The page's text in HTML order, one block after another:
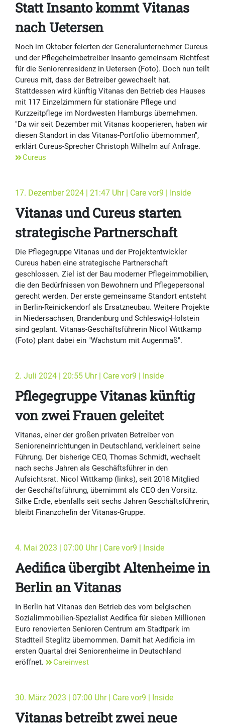
Statt Insanto kommt Vitanas
nach Uetersen
Noch im Oktober feierten der Generalunternehmer Cureus
und der Pflegeheimbetreiber Insanto gemeinsam Richtfest
für die Seniorenresidenz in Uetersen (Foto). Doch nun teilt
Cureus mit, dass der Betreiber gewechselt hat.
Stattdessen wird künftig Vitanas den Betrieb des Hauses
mit 117 Einzelzimmern für stationäre Pflege und
Kurzzeitpflege im Nordwesten Hamburgs übernehmen.
"Da wir seit Dezember mit Vitanas kooperieren, haben wir
diesen Standort in das Vitanas-Portfolio übernommen",
erklärt Cureus-Sprecher Christoph Wilhelm auf Anfrage.
Cureus
17. Dezember 2024 | 21:47 Uhr | Care vor9 | Inside
Vitanas und Cureus starten
strategische Partnerschaft
Die Pflegegruppe Vitanas und der Projektentwickler
Cureus haben eine strategische Partnerschaft
geschlossen. Ziel ist der Bau moderner Pflegeimmobilien,
die den Bedürfnissen von Bewohnern und Pflegepersonal
gerecht werden. Der erste gemeinsame Standort entsteht
in Berlin-Reinickendorf als Ersatzneubau. Weitere Projekte
in Niedersachsen, Brandenburg und Schleswig-Holstein
sind geplant. Vitanas-Geschäftsführerin Nicol Wittkamp
(Foto) plant dabei ein "Wachstum mit Augenmaß".
2. Juli 2024 | 20:55 Uhr | Care vor9 | Inside
Pflegegruppe Vitanas künftig
von zwei Frauen geleitet
Vitanas, einer der großen privaten Betreiber von
Senioreneinrichtungen in Deutschland, verkleinert seine
Führung. Der bisherige CEO, Thomas Schmidt, wechselt
nach sechs Jahren als Geschäftsführer in den
Aufsichtsrat. Nicol Wittkamp (links), seit 2018 Mitglied
der Geschäftsführung, übernimmt als CEO den Vorsitz.
Silke Erdle, ebenfalls seit sechs Jahren Geschäftsführerin,
bleibt Finanzchefin der Vitanas-Gruppe.
4. Mai 2023 | 07:00 Uhr | Care vor9 | Inside
Aedifica übergibt Altenheime in
Berlin an Vitanas
In Berlin hat Vitanas den Betrieb des vom belgischen
Sozialimmobilien-Spezialist Aedifica für sieben Millionen
Euro renovierten Senioren Centrum am Stadtpark im
Stadtteil Steglitz übernommen. Damit hat Aedificia im
ersten Quartal drei Seniorenheime in Deutschland
eröffnet.
Careinvest
30. März 2023 | 07:00 Uhr | Care vor9 | Inside
Vitanas betreibt zwei neue